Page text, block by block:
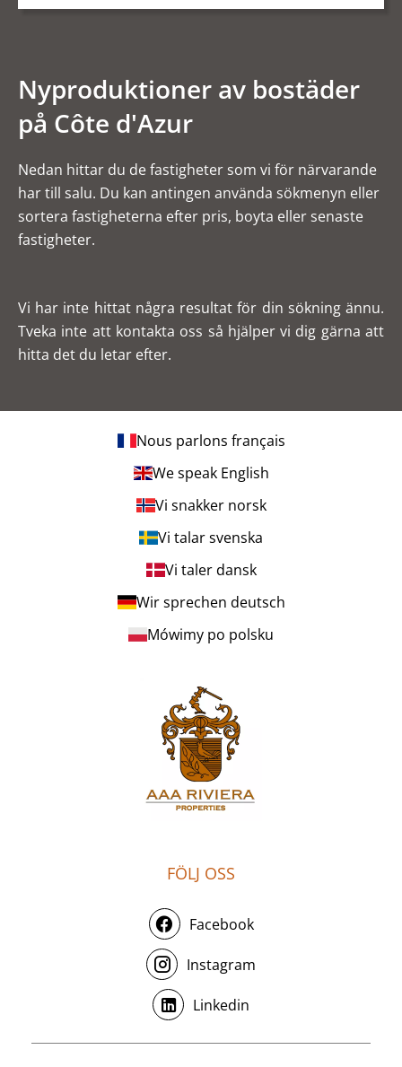
Nyproduktioner av bostäder
på Côte d'Azur
Nedan hittar du de fastigheter som vi för närvarande
har till salu. Du kan antingen använda sökmenyn eller
sortera fastigheterna efter pris, boyta eller senaste
fastigheter.
Vi har inte hittat några resultat för din sökning ännu.
Tveka inte att kontakta oss så hjälper vi dig gärna att
hitta det du letar efter.
Nous parlons français
We speak English
Vi snakker norsk
Vi talar svenska
Vi taler dansk
Wir sprechen deutsch
Mówimy po polsku
FÖLJ OSS
Facebook
Instagram
Linkedin